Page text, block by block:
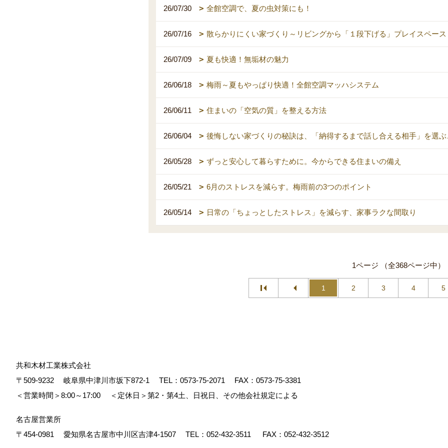
26/07/30 全館空調で、夏の虫対策にも！
26/07/16 散らかりにくい家づくり～リビングから「１段下げる」プレイスペース
26/07/09 夏も快適！無垢材の魅力
26/06/18 梅雨～夏もやっぱり快適！全館空調マッハシステム
26/06/11 住まいの「空気の質」を整える方法
26/06/04 後悔しない家づくりの秘訣は、「納得するまで話し合える相手」を選
26/05/28 ずっと安心して暮らすために。今からできる住まいの備え
26/05/21 6月のストレスを減らす。梅雨前の3つのポイント
26/05/14 日常の「ちょっとしたストレス」を減らす、家事ラクな間取り
1ページ （全368ページ中）
1 2 3 4 5
共和木材工業株式会社
〒509-9232
岐阜県中津川市坂下872‐1 TEL： 0573-75-2071
FAX：0573-75-3381
＜営業時間＞8:00～17:00
＜定休日＞第2・第4土、日祝日、その他会社規定による
名古屋営業所
〒454-0981
愛知県名古屋市中川区吉津4-1507 TEL： 052-432-3511 FAX：052-432-3512